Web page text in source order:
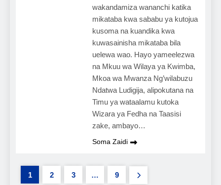
wakandamiza wananchi katika
mikataba kwa sababu ya kutojua
kusoma na kuandika kwa
kuwasainisha mikataba bila
uelewa wao. Hayo yameelezwa
na Mkuu wa Wilaya ya Kwimba,
Mkoa wa Mwanza Ng’wilabuzu
Ndatwa Ludigija, alipokutana na
Timu ya wataalamu kutoka
Wizara ya Fedha na Taasisi
zake, ambayo…
Soma Zaidi
1 2 3 … 9